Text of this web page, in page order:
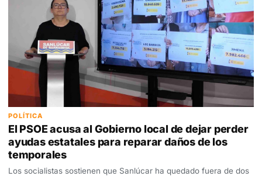
POLÍTICA
El PSOE acusa al Gobierno local de dejar perder
ayudas estatales para reparar daños de los
temporales
Los socialistas sostienen que Sanlúcar ha quedado fuera de dos